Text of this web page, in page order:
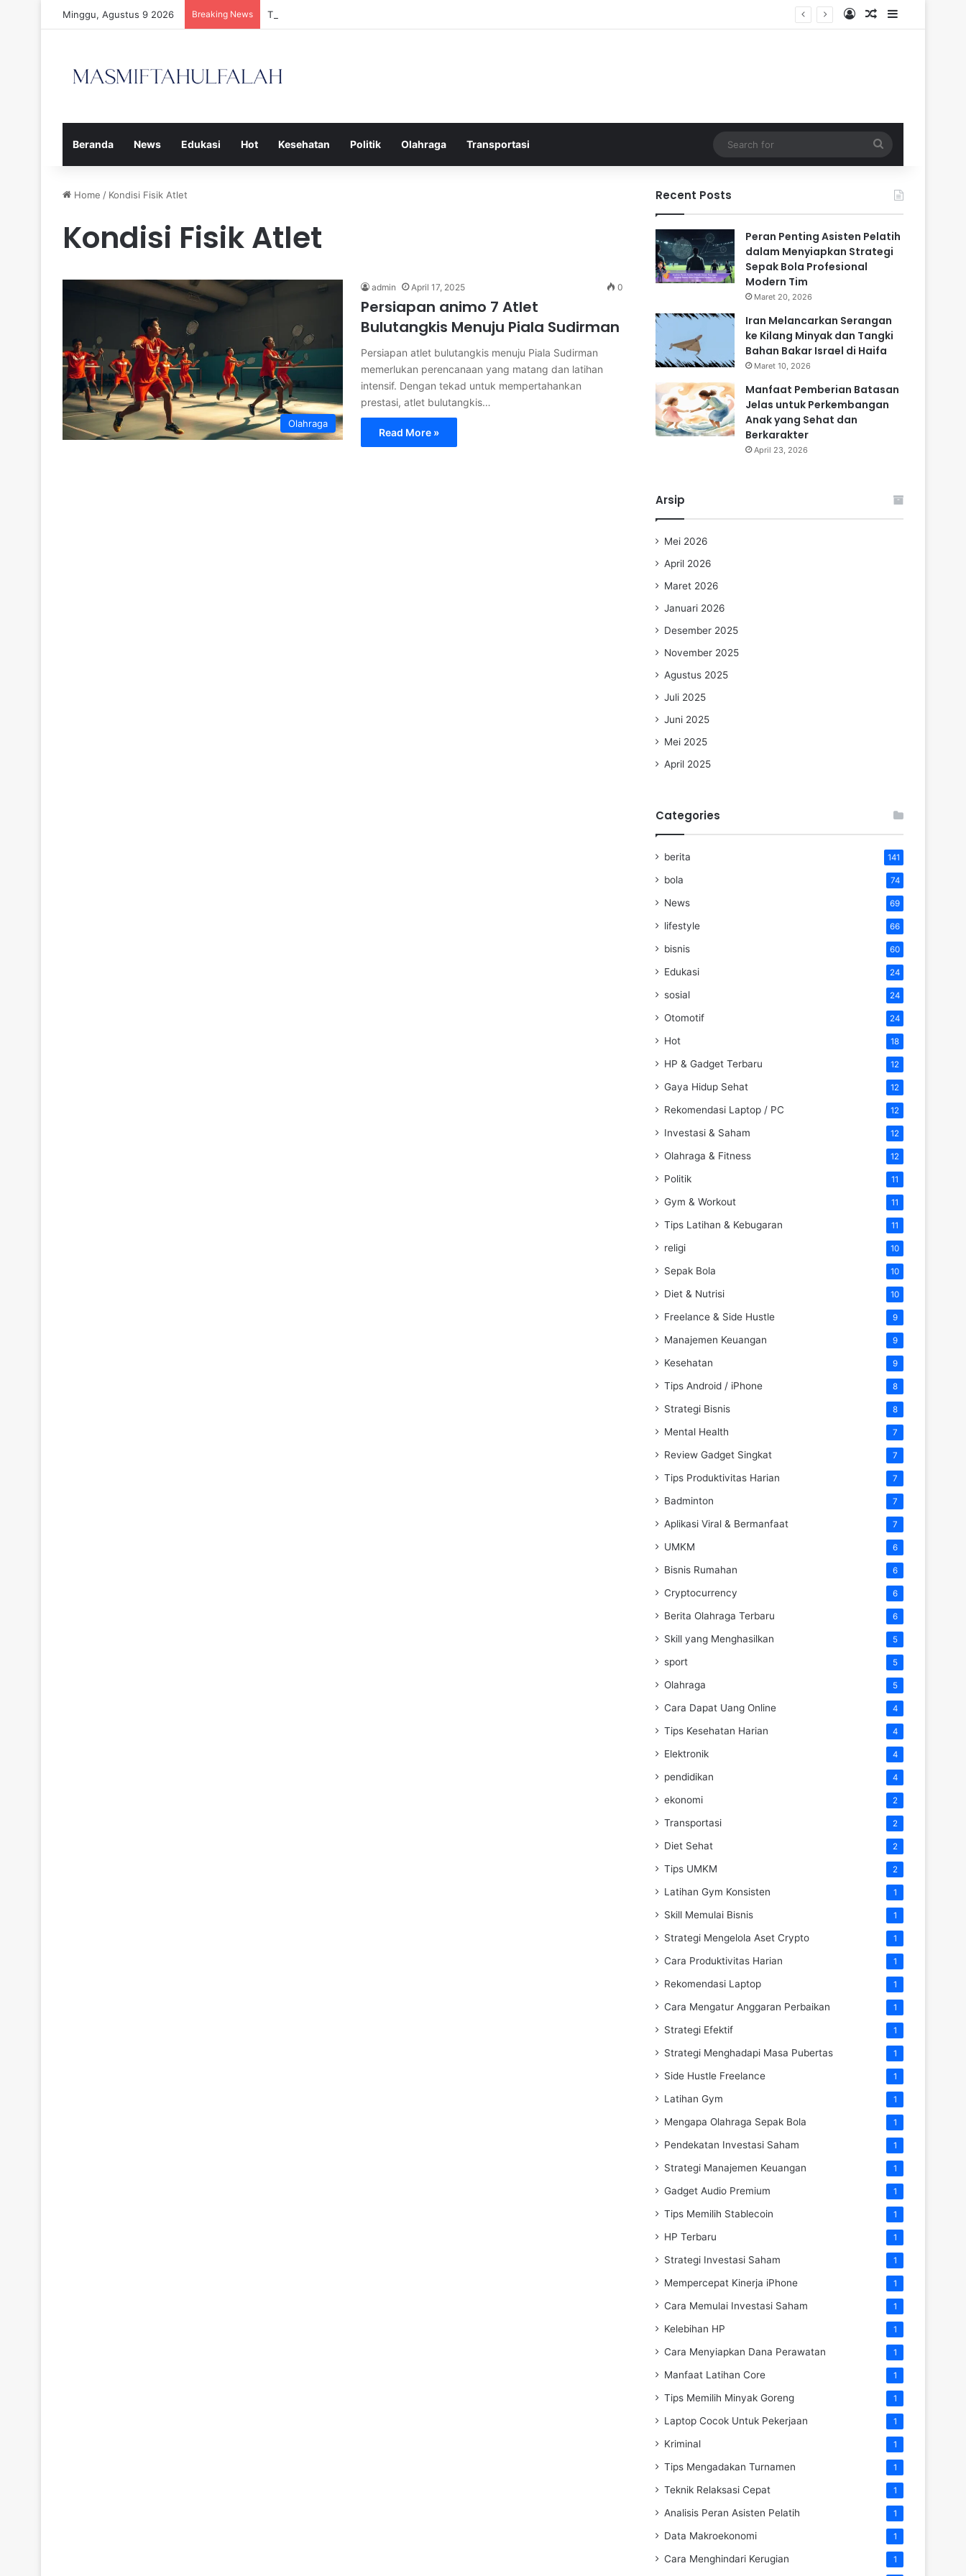
Minggu, Agustus 9 2026 Breaking News Tiga Calon Pelatih Chelsea yang Berpotensi Memimpin Tim di Musim Depan Log InRandom Article
Sidebar
Beranda News Edukasi Hot Kesehatan Politik Olahraga Transportasi
for
Home / Kondisi Fisik Atlet
Kondisi Fisik Atlet
Olahraga
admin April 17, 2025 0
Persiapan animo 7 Atlet
Bulutangkis Menuju Piala Sudirman
Persiapan atlet bulutangkis menuju Piala Sudirman
memerlukan perencanaan yang matang dan latihan
intensif. Dengan tekad untuk mempertahankan
prestasi, atlet bulutangkis…
Read More »
Recent Posts
Peran Penting Asisten Pelatih
dalam Menyiapkan Strategi
Sepak Bola Profesional
Modern Tim
Maret 20, 2026
Iran Melancarkan Serangan
ke Kilang Minyak dan Tangki
Bahan Bakar Israel di Haifa
Maret 10, 2026
Manfaat Pemberian Batasan
Jelas untuk Perkembangan
Anak yang Sehat dan
Berkarakter
April 23, 2026
Arsip
Mei 2026
April 2026
Maret 2026
Januari 2026
Desember 2025
November 2025
Agustus 2025
Juli 2025
Juni 2025
Mei 2025
April 2025
Categories
berita 141
bola 74
News 69
lifestyle 66
bisnis 60
Edukasi 24
sosial 24
Otomotif 24
Hot 18
HP & Gadget Terbaru 12
Gaya Hidup Sehat 12
Rekomendasi Laptop / PC 12
Investasi & Saham 12
Olahraga & Fitness 12
Politik 11
Gym & Workout 11
Tips Latihan & Kebugaran 11
religi 10
Sepak Bola 10
Diet & Nutrisi 10
Freelance & Side Hustle 9
Manajemen Keuangan 9
Kesehatan 9
Tips Android / iPhone 8
Strategi Bisnis 8
Mental Health 7
Review Gadget Singkat 7
Tips Produktivitas Harian 7
Badminton 7
Aplikasi Viral & Bermanfaat 7
UMKM 6
Bisnis Rumahan 6
Cryptocurrency 6
Berita Olahraga Terbaru 6
Skill yang Menghasilkan 5
sport 5
Olahraga 5
Cara Dapat Uang Online 4
Tips Kesehatan Harian 4
Elektronik 4
pendidikan 4
ekonomi 2
Transportasi 2
Diet Sehat 2
Tips UMKM 2
Latihan Gym Konsisten 1
Skill Memulai Bisnis 1
Strategi Mengelola Aset Crypto 1
Cara Produktivitas Harian 1
Rekomendasi Laptop 1
Cara Mengatur Anggaran Perbaikan 1
Strategi Efektif 1
Strategi Menghadapi Masa Pubertas 1
Side Hustle Freelance 1
Latihan Gym 1
Mengapa Olahraga Sepak Bola 1
Pendekatan Investasi Saham 1
Strategi Manajemen Keuangan 1
Gadget Audio Premium 1
Tips Memilih Stablecoin 1
HP Terbaru 1
Strategi Investasi Saham 1
Mempercepat Kinerja iPhone 1
Cara Memulai Investasi Saham 1
Kelebihan HP 1
Cara Menyiapkan Dana Perawatan 1
Manfaat Latihan Core 1
Tips Memilih Minyak Goreng 1
Laptop Cocok Untuk Pekerjaan 1
Kriminal 1
Tips Mengadakan Turnamen 1
Teknik Relaksasi Cepat 1
Analisis Peran Asisten Pelatih 1
Data Makroekonomi 1
Cara Menghindari Kerugian 1